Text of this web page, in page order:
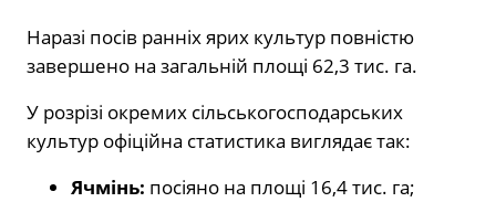
Наразі посів ранніх ярих культур повністю
завершено на загальній площі 62,3 тис. га.
У розрізі окремих сільськогосподарських
культур офіційна статистика виглядає так:
Ячмінь: посіяно на площі 16,4 тис. га;